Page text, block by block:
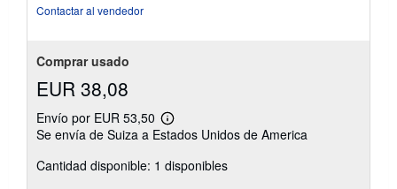
Contactar al vendedor
Comprar usado
EUR 38,08
Envío por EUR 53,50
Más
información
las
tarifas
Se envía de Suiza a Estados Unidos de America
Cantidad disponible: 1 disponibles